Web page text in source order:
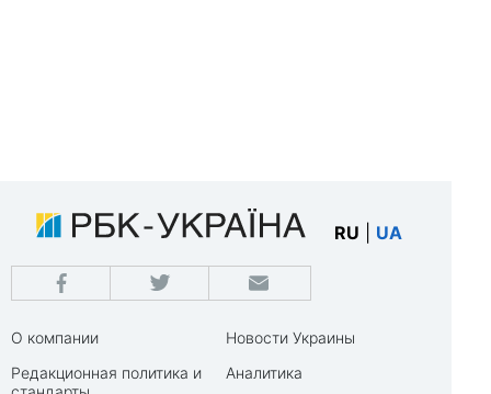
RU UA
О компании
Редакционная политика и
Новости Украины
Аналитика